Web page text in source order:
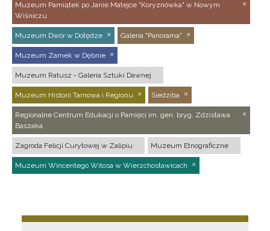
Muzeum Pamiątek po Janie Matejce "Koryznówka" w Nowym
Wiśniczu
Muzeum Dwór w Dołędze Galeria "Panorama"
Muzeum Zamek w Dębnie
Muzeum Ratusz - Galeria Sztuki Dawnej
Muzeum Historii Tarnowa i Regionu Siedziba
Regionalne Centrum Edukacji o Pamięci im. gen. bryg. Zdzisława
Baszaka
Zagroda Felicji Curyłowej w Zalipiu Muzeum Etnograficzne
Muzeum Wincentego Witosa w Wierzchosławicach